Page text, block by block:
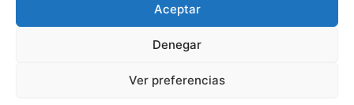
Aceptar
Denegar
Ver preferencias
ANTERIOR SIGUIENTE